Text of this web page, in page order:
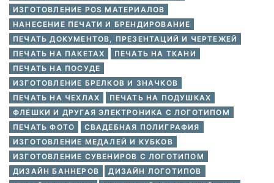
ИЗГОТОВЛЕНИЕ POS МАТЕРИАЛОВ
НАНЕСЕНИЕ ПЕЧАТИ И БРЕНДИРОВАНИЕ
ПЕЧАТЬ ДОКУМЕНТОВ, ПРЕЗЕНТАЦИЙ И ЧЕРТЕЖЕЙ
ПЕЧАТЬ НА ПАКЕТАХ
ПЕЧАТЬ НА ТКАНИ
ПЕЧАТЬ НА ПОСУДЕ
ИЗГОТОВЛЕНИЕ БРЕЛКОВ И ЗНАЧКОВ
ПЕЧАТЬ НА ЧЕХЛАХ
ПЕЧАТЬ НА ПОДУШКАХ
ФЛЕШКИ И ДРУГАЯ ЭЛЕКТРОНИКА С ЛОГОТИПОМ
ПЕЧАТЬ ФОТО
СВАДЕБНАЯ ПОЛИГРАФИЯ
ИЗГОТОВЛЕНИЕ МЕДАЛЕЙ И КУБКОВ
ИЗГОТОВЛЕНИЕ СУВЕНИРОВ С ЛОГОТИПОМ
ДИЗАЙН БАННЕРОВ
ДИЗАЙН ЛОГОТИПОВ